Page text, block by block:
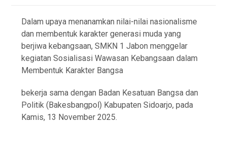
Dalam upaya menanamkan nilai-nilai nasionalisme
dan membentuk karakter generasi muda yang
berjiwa kebangsaan, SMKN 1 Jabon menggelar
kegiatan Sosialisasi Wawasan Kebangsaan dalam
Membentuk Karakter Bangsa
bekerja sama dengan Badan Kesatuan Bangsa dan
Politik (Bakesbangpol) Kabupaten Sidoarjo, pada
Kamis, 13 November 2025.